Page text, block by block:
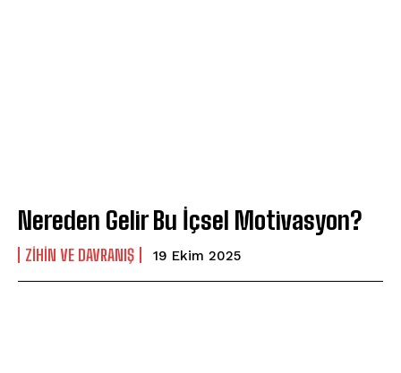
Nereden Gelir Bu İçsel Motivasyon?
⁠ZIHIN VE DAVRANIŞ 19 Ekim 2025